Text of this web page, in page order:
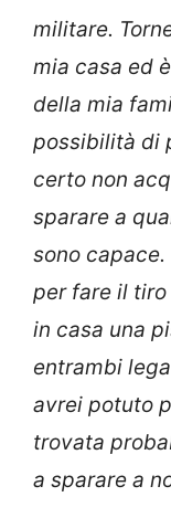
militare.
mia casa ed
della mia
possibilità di
certo non
sparare a
sono
per fare il
in casa una
entrambi
avrei potuto
trovata
a sparare a